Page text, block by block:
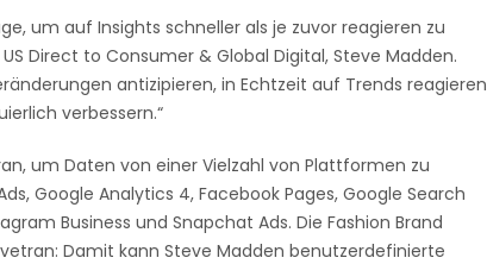
um auf Insights schneller als je zuvor reagieren zu
Direct to Consumer & Global Digital, Steve Madden.
antizipieren, in Echtzeit auf Trends reagieren
verbessern.“
um Daten von einer Vielzahl von Plattformen zu
Google Analytics 4, Facebook Pages, Google Search
Business und Snapchat Ads. Die Fashion Brand
Damit kann Steve Madden benutzerdefinierte